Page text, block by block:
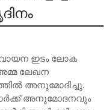
വായന ഇടം ലോക
ലേഖന
അനുമോദിച്ചു.
അനുമോദനവും